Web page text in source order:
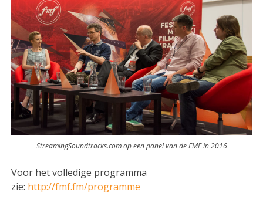
StreamingSoundtracks.com op een panel van de FMF in 2016
Voor het volledige programma
zie: http://fmf.fm/programme